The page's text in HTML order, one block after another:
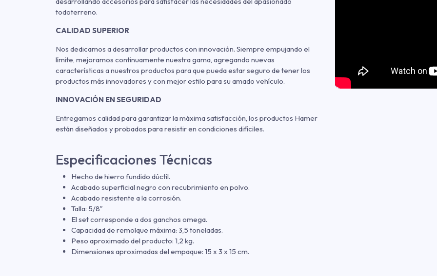
todoterreno.
CALIDAD SUPERIOR
Nos dedicamos a desarrollar productos con innovación. Siempre empujando el
límite, mejoramos continuamente nuestra gama, agregando nuevas
características a nuestros productos para que pueda estar seguro de tener los
productos más innovadores y con mejor estilo para su amado vehículo.
INNOVACIÓN EN SEGURIDAD
Entregamos calidad para garantizar la máxima satisfacción, los productos Hamer
están diseñados y probados para resistir en condiciones difíciles.
Especificaciones Técnicas
Hecho de hierro fundido dúctil.
Acabado superficial negro con recubrimiento en polvo.
Acabado resistente a la corrosión.
Talla: 5/8″
El set corresponde a dos ganchos omega.
Capacidad de remolque máxima: 3,5 toneladas.
Peso aproximado del producto: 1,2 kg.
Dimensiones aproximadas del empaque: 15 x 3 x 15 cm.